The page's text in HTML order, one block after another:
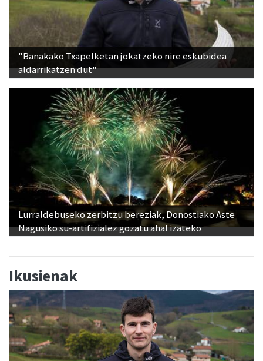
"Banakako Txapelketan jokatzeko nire eskubidea
aldarrikatzen dut"
Lurraldebuseko zerbitzu bereziak, Donostiako Aste
Nagusiko su-artifizialez gozatu ahal izateko
Ikusienak